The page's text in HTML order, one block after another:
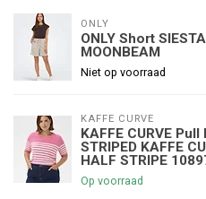
ONLY
ONLY Short
MOONBEAM
Niet op voorraad
KAFFE CURVE
KAFFE CURVE Pull
STRIPED KAFFE
HALF STRIPE
Op voorraad
€5,00 korting op je